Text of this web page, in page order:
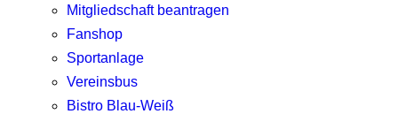
Mitgliedschaft beantragen
Fanshop
Sportanlage
Vereinsbus
Bistro Blau-Weiß